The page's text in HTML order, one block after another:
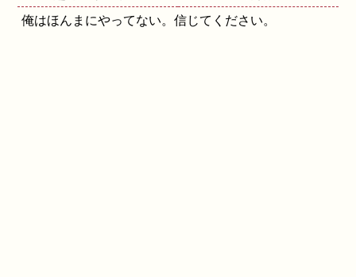
俺はほんまにやってない。信じてください。